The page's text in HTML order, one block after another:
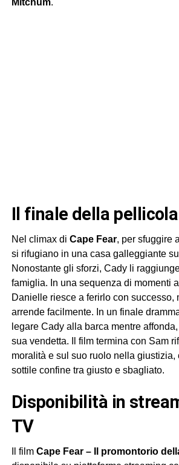
Mitchum.
Il finale della pellicola
Nel climax di Cape Fear, per sfuggire
si rifugiano in una casa galleggiante
Nonostante gli sforzi, Cady li
famiglia. In una sequenza di momenti
Danielle riesce a ferirlo con successo,
arrende facilmente. In un finale
legare Cady alla barca mentre
sua vendetta. Il film termina con Sam
moralità e sul suo ruolo nella giustizia,
sottile confine tra giusto e sbagliato.
Disponibilità in streaming e in
TV
Il film Cape Fear – Il promontorio